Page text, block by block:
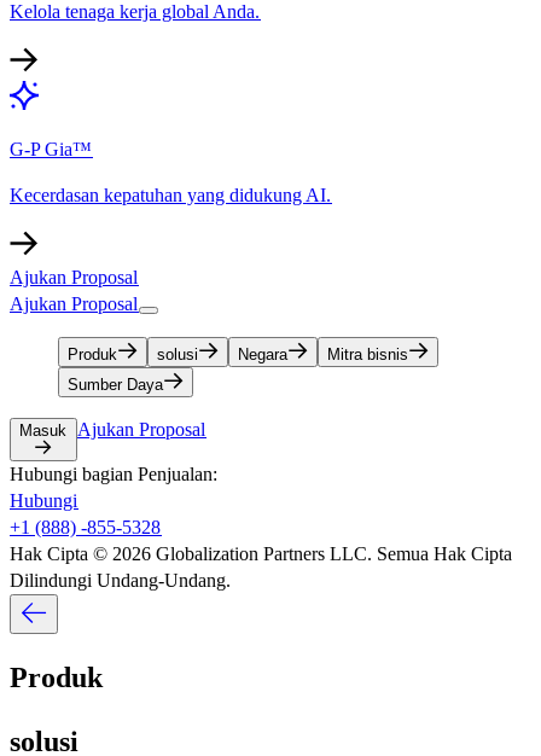
Kelola tenaga kerja global Anda.​​
G-P Gia™​​
Kecerdasan kepatuhan yang didukung AI.​​
Ajukan Proposal​​
Ajukan Proposal​​
Produk​​ solusi​​ Negara​​
Mitra bisnis​​
Sumber Daya​​
Masuk​​ Ajukan Proposal​​
Hubungi bagian Penjualan:​​
Hubungi​​
+1 (888) -855-5328​​
Hak Cipta © 2026 Globalization Partners LLC. Semua Hak Cipta
Dilindungi Undang-Undang.​​
Produk​​
solusi​​